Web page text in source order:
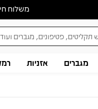
משלוח
מגברים אזניות